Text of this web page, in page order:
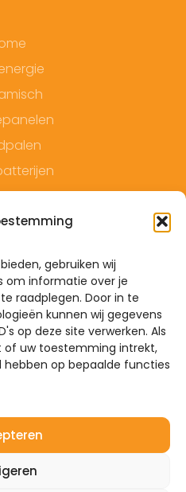
gebruiken wij
om informatie over je
raadplegen. Door in te
kunnen wij gegevens
op deze site verwerken. Als
uw toestemming intrekt,
hebben op bepaalde functies
RA Roosendaal